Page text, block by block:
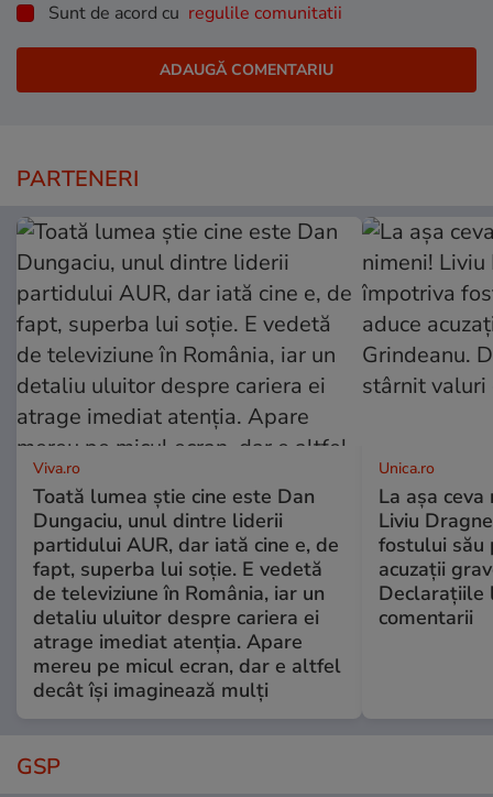
Sunt de acord cu regulile comunitatii
PARTENERI
Viva.ro
Toată lumea știe cine este Dan
Dungaciu, unul dintre liderii
partidului AUR, dar iată cine e, de
fapt, superba lui soție. E vedetă
de televiziune în România, iar un
detaliu uluitor despre cariera ei
atrage imediat atenția. Apare
mereu pe micul ecran, dar e altfel
decât își imaginează mulți
Unica.ro
La așa
Liviu
fostului său
acuzații
Declarațiile
comentarii
GSP